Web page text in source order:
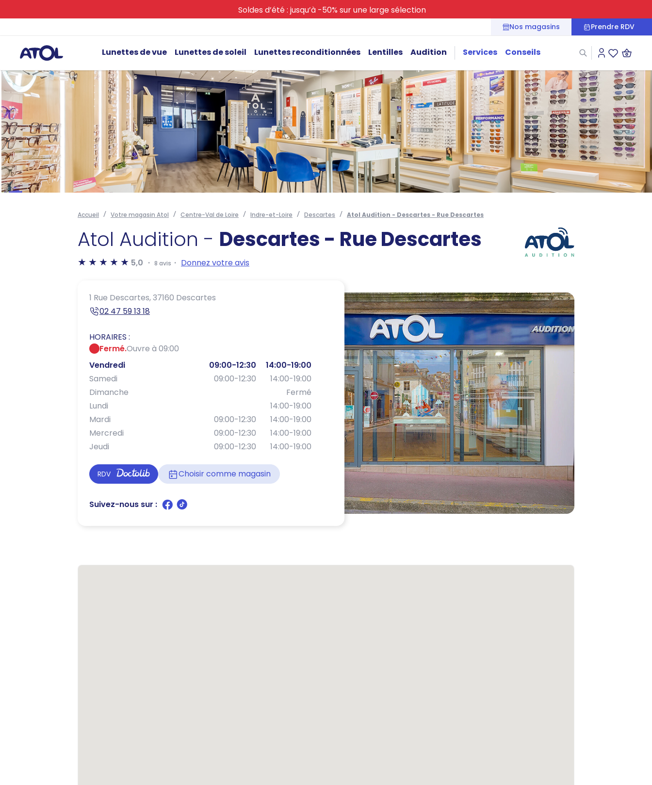
Soldes d’été : jusqu’à -50% sur une large sélection
Nos magasins Prendre RDV
Lunettes de vue Lunettes de soleil Lunettes reconditionnées Lentilles Audition Services Conseils
Connexion
Accueil Votre magasin Atol Centre-Val de Loire Indre-et-Loire Descartes Atol Audition - Descartes - Rue Descartes
Atol Audition - Descartes - Rue Descartes
5,0 8 avis Donnez votre avis
1 Rue Descartes,37160 Descartes
02 47 59 13 18
HORAIRES :
Fermé.Ouvre à 09:00
Vendredi
09:00-12:30
14:00-19:00
Samedi
09:00-12:30
14:00-19:00
Dimanche
Fermé
Lundi
14:00-19:00
Mardi
09:00-12:30
14:00-19:00
Mercredi
09:00-12:30
14:00-19:00
Jeudi
09:00-12:30 14:00-19:00
RDV Choisir comme magasin
Suivez-nous sur :